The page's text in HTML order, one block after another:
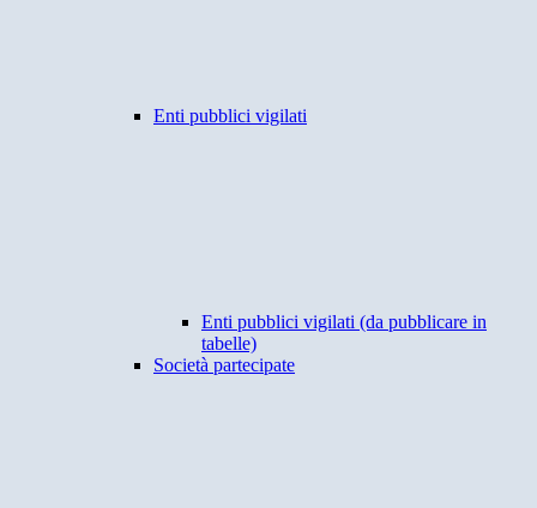
Enti pubblici vigilati
Enti pubblici vigilati (da pubblicare in
tabelle)
Società partecipate